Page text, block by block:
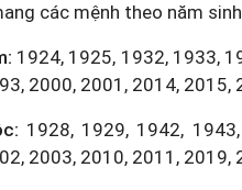
các mệnh theo năm
1924, 1925, 1932, 1933,
2000, 2001, 2014, 2015,
1928, 1929, 1942,
2003, 2010, 2011, 2019,